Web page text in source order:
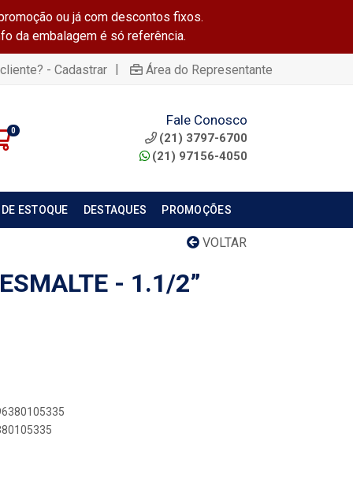
ou já com descontos fixos.
da embalagem é só referência.
- Cadastrar | Área do Representante
0
Fale Conosco
(21) 3797-6700
(21) 97156-4050
ESTOQUE DESTAQUES PROMOÇÕES
VOLTAR
- 1.1/2”